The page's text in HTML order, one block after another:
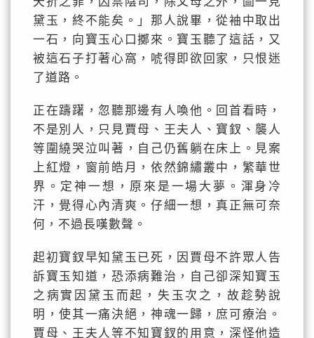
黛玉，終不能矣。」那人說畢，從袖中取出
一石，向寶玉心口擲來。寶玉聽了這話，又
被這石子打著心窩，唬得即欲回家，只恨迷
了道路。
正在躊躇，忽聽那邊有人喚他。回首看時，
不是別人，只見賈母、王夫人、寶釵、襲人
等圍繞哭泣叫著，自己仍舊躺在床上。見案
上紅燈，窗前皓月，依然錦繡叢中，繁華世
界。定神一想，原來是一場大夢。渾身冷
汗，覺得心內清爽。仔細一想，真正無可奈
何，不過長嘆數聲。
起初寶釵早知黛玉已死，因賈母不許眾人告
訴寶玉知道，恐添病難治，自己卻深知寶玉
之病實因黛玉而起，失玉次之，故趁勢說
明，使其一痛決絕，神魂一歸，庶可療治。
賈母、王夫人等不知寶釵的用意，深怪他造